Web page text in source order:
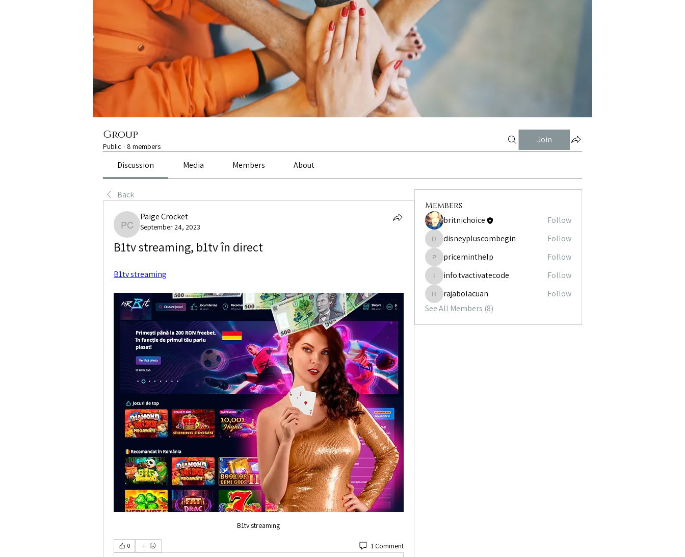
Group
Public · 8 members
Join
Discussion Media Members About
Back
Paige Crocket
Paige Crocket
September 24, 2023
B1tv streaming, b1tv în direct
B1tv streaming
B1tv streaming
0 1 Comment
Members
britnichoice Follow
disneypluscombegin
disneypluscombegin Follow
priceminthelp
priceminthelp Follow
info.tvactivatecode
info.tvactivatecode Follow
rajabolacuan
rajabolacuan
Follow
See All Members (8)